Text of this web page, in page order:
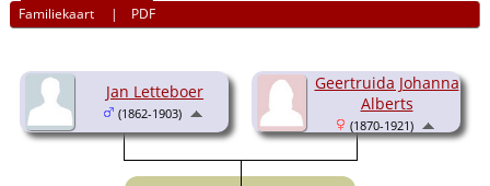
Familiekaart | PDF
Jan Letteboer
(1862-1903)
Geertruida Johanna
Alberts
(1870-1921)